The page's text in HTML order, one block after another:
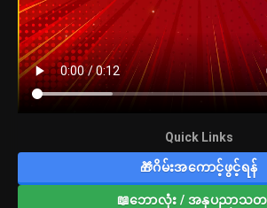
Quick Links
🎁ဂိမ်းအကောင့်ဖွင့်ရန်
📖ဘောလုံး / အနုပညာသတ